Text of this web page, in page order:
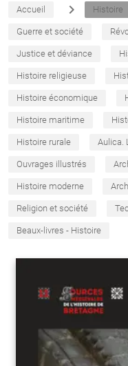
Accueil navigate_next Histoire
Guerre et société
Justice et déviance
Histoire religieuse
Histoire économique
Histoire maritime
Histoire rurale Aulica.
Ouvrages illustrés
Histoire moderne
Religion et société
Beaux-livres - Histoire